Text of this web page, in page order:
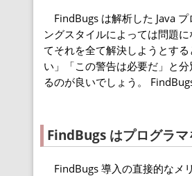
FindBugs は解析した Java
ングスタイルによっては問題
てそれを全て解決しようとす
い」「この警告は必要だ」と
るのが良いでしょう。
FindBugs はプログラマ
FindBugs 導入の直接的なメ